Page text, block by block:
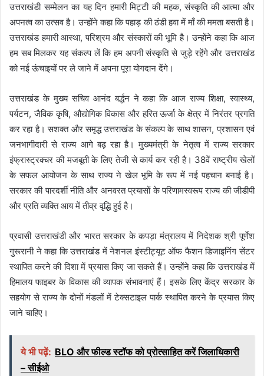
उत्तराखंडी सम्मेलन का यह दिन हमारी मिट्टी की महक, संस्कृति की आत्मा और
अपनत्व का उत्सव है। उन्होंने कहा कि पहाड़ की ठंडी हवा में माँ की ममता बसती है।
उत्तराखंड हमारी आस्था, परिश्रम और संस्कारों की भूमि है। उन्होंने कहा कि आज
हम सब मिलकर यह संकल्प लें कि हम अपनी संस्कृति से जुड़े रहेंगे और उत्तराखंड
को नई ऊंचाइयों पर ले जाने में अपना पूरा योगदान देंगे।
उत्तराखंड के मुख्य सचिव आनंद बर्द्धन ने कहा कि आज राज्य शिक्षा, स्वास्थ्य,
पर्यटन, जैविक कृषि, औद्योगिक विकास और हरित ऊर्जा के क्षेत्र में निरंतर प्रगति
कर रहा है। सशक्त और समृद्ध उत्तराखंड के संकल्प के साथ शासन, प्रशासन एवं
जनभागीदारी से राज्य आगे बढ़ रहा है। मुख्यमंत्री के नेतृत्व में राज्य सरकार
इंफ्रास्ट्रक्चर की मजबूती के लिए तेजी से कार्य कर रही है। 38वें राष्ट्रीय खेलों
के सफल आयोजन के साथ राज्य ने खेल भूमि के रूप में नई पहचान बनाई है।
सरकार की पारदर्शी नीति और अनवरत प्रयासों के परिणामस्वरूप राज्य की जीडीपी
और प्रति व्यक्ति आय में तीव्र वृद्धि हुई है।
प्रवासी उत्तराखंडी और भारत सरकार के कपड़ा मंत्रालय में निदेशक श्री पूर्णेश
गुरूरानी ने कहा कि उत्तराखंड में नेशनल इंस्टीट्यूट ऑफ फैशन डिजाइनिंग सेंटर
स्थापित करने की दिशा में प्रयास किए जा सकते हैं। उन्होंने कहा कि उत्तराखंड में
हिमालय फाइबर के विकास की व्यापक संभावनाएं हैं। इसके लिए केंद्र सरकार के
सहयोग से राज्य के दोनों मंडलों में टेक्सटाइल पार्क स्थापित करने के प्रयास किए
जाने चाहिए।
ये भी पढ़ें: BLO और फील्ड स्टॉफ को प्रोत्साहित करें जिलाधिकारी
– सीईओ